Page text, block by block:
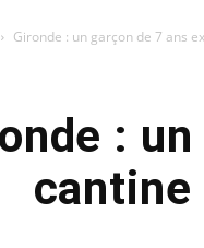
Gironde : un garçon de 7 ans
:
cantine